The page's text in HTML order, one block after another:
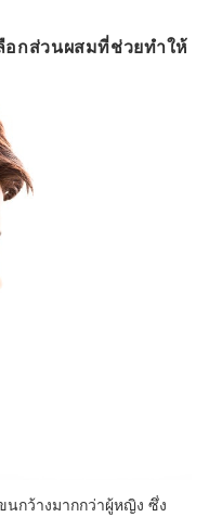
อกส่วนผสมที่ช่วยทำให้
กว้างมากกว่าผู้หญิง ซึ่ง